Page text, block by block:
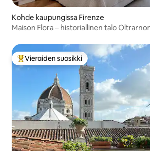
Kohde kaupungissa Firenze
Maison Flora – historiallinen talo
Vieraiden suosikkien parhaimmistoa
Vieraiden suosikki